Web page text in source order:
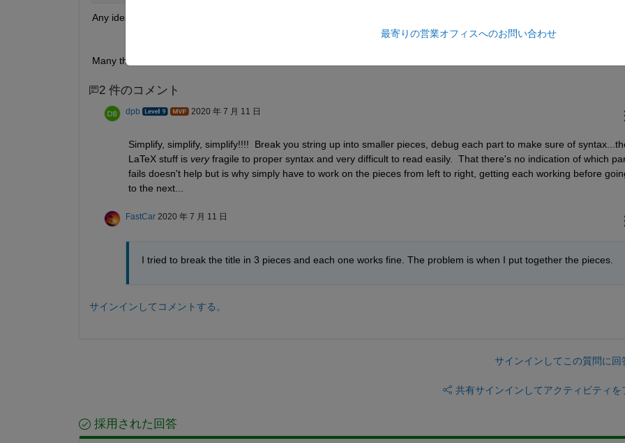
Any idea?
Many thanks in advance
2 件のコメント
dpb 2020 年 7 月 11 日
Simplify, simplify, simplify!!!!  Break you string up into smaller pieces, debug each part to make sure of
LaTeX stuff is very fragile to proper syntax and very difficult to read easily.  That there's no indication of which
fails doesn't help but is why simply have to work on the pieces from left to right, getting each working before
to the next...
FastCar 2020 年 7 月 11 日
I tried to break the title in 3 pieces and each one works fine. The problem is when I put together the pieces.
サインインしてコメントする。
サインインしてこの質問に回
共有サインインしてアクティビティを
採用された回答
最寄りの営業オフィスへのお問い合わせ